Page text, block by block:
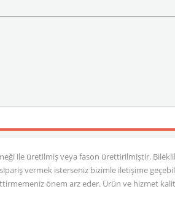
ile üretilmiş veya fason ürettirilmiştir.
vermek isterseniz bizimle iletişime
önem arz eder. Ürün ve hizmet